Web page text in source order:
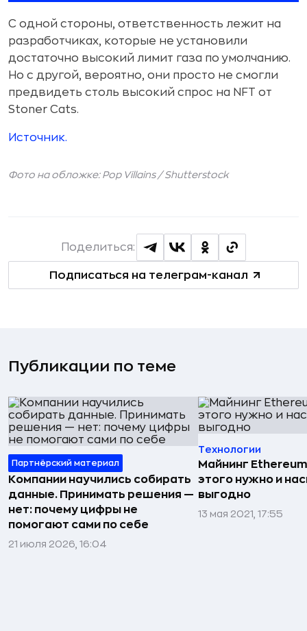
С одной стороны, ответственность лежит на
разработчиках, которые не установили
достаточно высокий лимит газа по умолчанию.
Но с другой, вероятно, они просто не смогли
предвидеть столь высокий спрос на NFT от
Stoner Cats.
Источник.
Фото на обложке: Pop Villains /Shutterstock
Подписаться на телеграм-канал
Поделиться:
Публикации по теме
Партнёрский материал
Компании научились собирать
данные. Принимать решения —
нет: почему цифры не
помогают сами по себе
21 июля 2026, 16:04
Технологии
Майнинг
этого нужно и
выгодно
13 мая 2021, 17:55